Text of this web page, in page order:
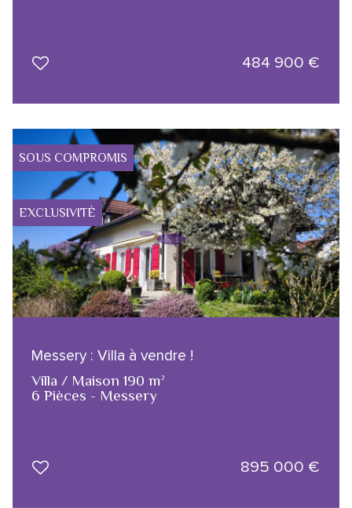
484 900 €
SOUS COMPROMIS
EXCLUSIVITÉ
Messery : Villa à vendre !
Villa / Maison 190 m²
6 Pièces - Messery
895 000 €